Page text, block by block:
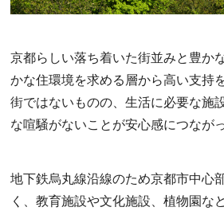
京都らしい落ち着いた街並みと豊か
かな住環境を求める層から高い支持
街ではないものの、生活に必要な施
な喧騒がないことが安心感につなが
地下鉄烏丸線沿線のため京都市中心
く、教育施設や文化施設、植物園な